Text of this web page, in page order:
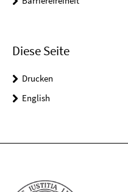
Diese Seite
Drucken
English